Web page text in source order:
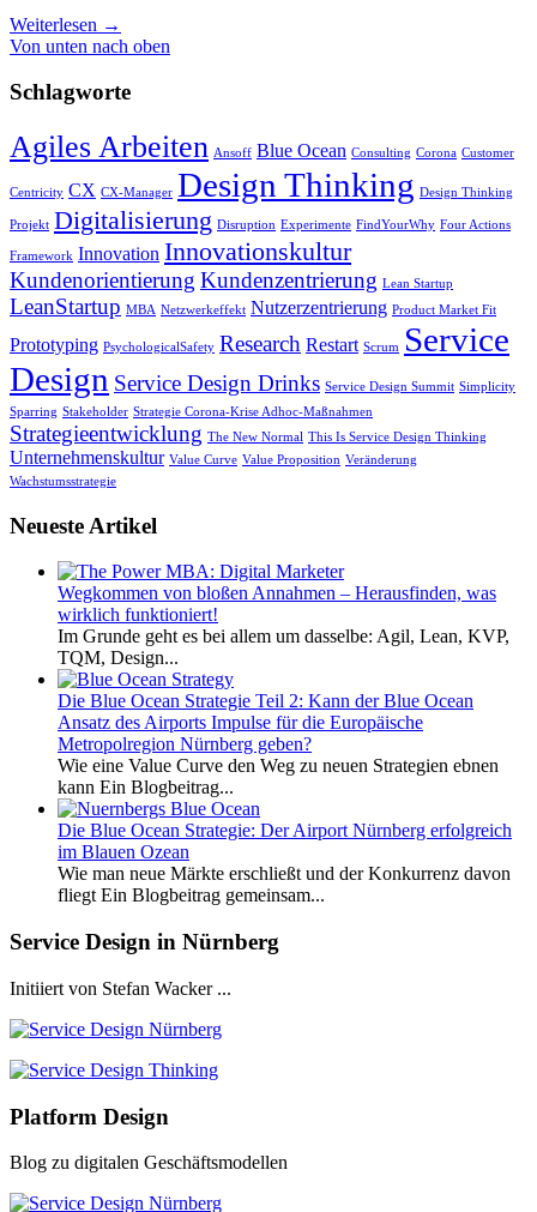
Weiterlesen →
Von unten nach oben
Schlagworte
Agiles Arbeiten Ansoff Blue Ocean Consulting Corona Customer
Centricity CX CX-Manager Design Thinking Design Thinking
Projekt Digitalisierung Disruption Experimente FindYourWhy Four Actions
Framework Innovation Innovationskultur
Kundenorientierung Kundenzentrierung Lean Startup
LeanStartup MBA Netzwerkeffekt Nutzerzentrierung Product Market Fit
Prototyping PsychologicalSafety Research Restart Scrum
Service
Design Service Design Drinks Service Design Summit Simplicity
Sparring Stakeholder Strategie Corona-Krise Adhoc-Maßnahmen
Strategieentwicklung The New Normal This Is Service Design Thinking
Unternehmenskultur Value Curve Value Proposition Veränderung
Wachstumsstrategie
Neueste Artikel
Wegkommen von bloßen Annahmen – Herausfinden, was
wirklich funktioniert!
Im Grunde geht es bei allem um dasselbe: Agil, Lean, KVP,
TQM, Design...
Die Blue Ocean Strategie Teil 2: Kann der Blue Ocean
Ansatz des Airports Impulse für die Europäische
Metropolregion Nürnberg geben?
Wie eine Value Curve den Weg zu neuen Strategien ebnen
kann Ein Blogbeitrag...
Die Blue Ocean Strategie: Der Airport Nürnberg erfolgreich
im Blauen Ozean
Wie man neue Märkte erschließt und der Konkurrenz davon
fliegt Ein Blogbeitrag gemeinsam...
Service Design in Nürnberg
Initiiert von Stefan Wacker ...
Platform Design
Blog zu digitalen Geschäftsmodellen